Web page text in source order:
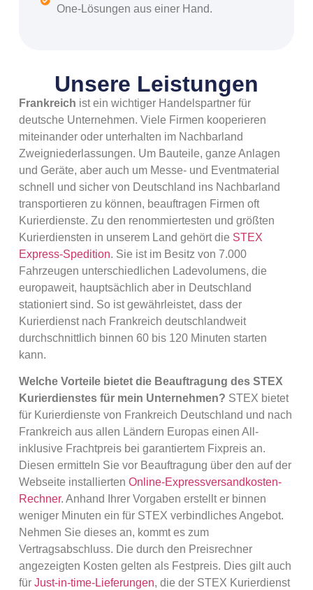
Unsere Leistungen
Frankreich ist ein wichtiger Handelspartner für
deutsche Unternehmen. Viele Firmen kooperieren
miteinander oder unterhalten im Nachbarland
Zweigniederlassungen. Um Bauteile, ganze Anlagen
und Geräte, aber auch um Messe- und Eventmaterial
schnell und sicher von Deutschland ins Nachbarland
transportieren zu können, beauftragen Firmen oft
Kurierdienste. Zu den renommiertesten und größten
Kurierdiensten in unserem Land gehört die STEX
Express-Spedition. Sie ist im Besitz von 7.000
Fahrzeugen unterschiedlichen Ladevolumens, die
europaweit, hauptsächlich aber in Deutschland
stationiert sind. So ist gewährleistet, dass der
Kurierdienst nach Frankreich deutschlandweit
durchschnittlich binnen 60 bis 120 Minuten starten
kann.
Welche Vorteile bietet die Beauftragung des STEX
Kurierdienstes für mein Unternehmen? STEX bietet
für Kurierdienste von Frankreich Deutschland und nach
Frankreich aus allen Ländern Europas einen All-
inklusive Frachtpreis bei garantiertem Fixpreis an.
Diesen ermitteln Sie vor Beauftragung über den auf der
Webseite installierten Online-Expressversandkosten-
Rechner. Anhand Ihrer Vorgaben erstellt er binnen
weniger Minuten ein für STEX verbindliches Angebot.
Nehmen Sie dieses an, kommt es zum
Vertragsabschluss. Die durch den Preisrechner
angezeigten Kosten gelten als Festpreis. Dies gilt auch
für Just-in-time-Lieferungen, die der STEX Kurierdienst
One-Lösungen aus einer Hand.